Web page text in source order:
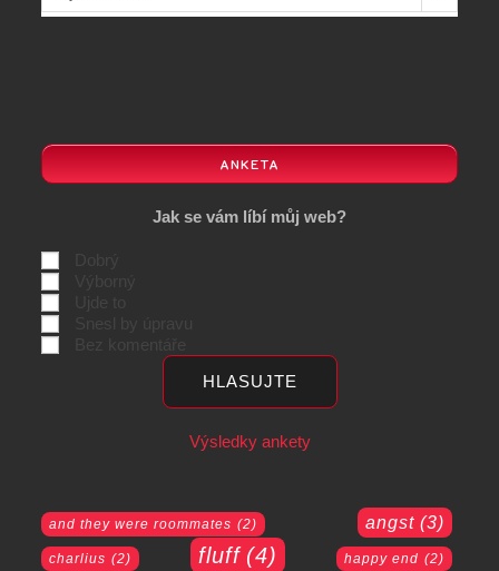
ANKETA
Jak se vám líbí můj web?
Výsledky ankety
and they were roommates (2) angst (3)
charlius (2) fluff (4) happy end (2)